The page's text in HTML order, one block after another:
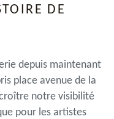
DE
depuis maintenant
place avenue de la
notre visibilité
pour les artistes